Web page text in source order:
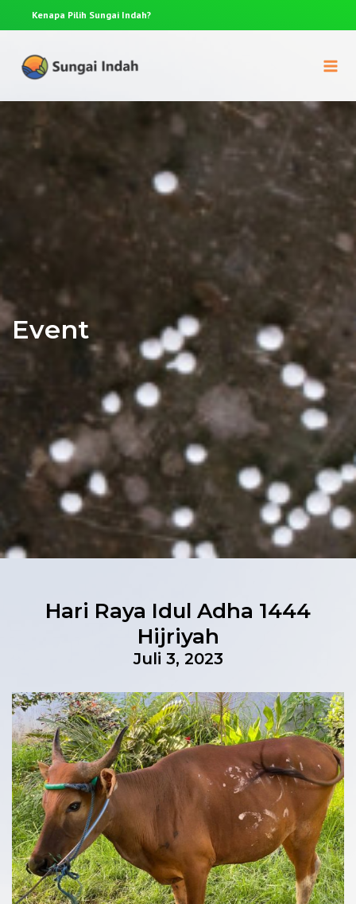
Kenapa Pilih Sungai Indah?
Event
Hari Raya Idul Adha 1444
Hijriyah
Juli 3, 2023